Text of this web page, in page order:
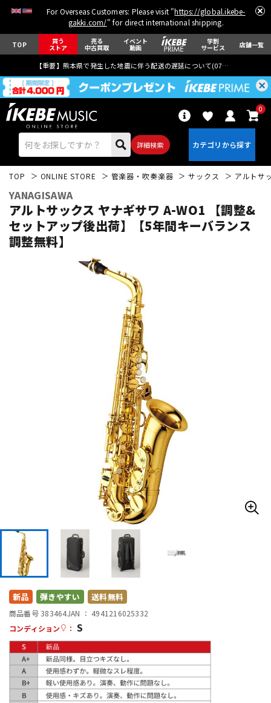
For Overseas Customers: Please visit "https://global.ikebe-
gakki.com/" for direct international shipping.
TOP 買う
ストア
売る
中古買取
イベント
動画
学割
サービス 店舗一覧
【重要】熊本県で発生した地震に伴う配送の遅延について(07月29日
詳細検索
0
エレキギター
その他楽器
DTM オンライン納品 レコーディング機器
配信/ライブ機器
TOP ONLINE STORE 管楽器・吹奏楽器 サックス アルトサ
YANAGISAWA
アルトサックス ヤナギサワ A-WO1 【調整&
セットアップ後出荷】【5年間キーバランス
調整無料】
新品 弾きやすい 送料無料
商品番号 383464JAN ： 4941216025332
コンディション
： S